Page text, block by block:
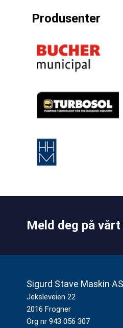
Produsenter
Meld deg på
Sigurd Stave Maskin AS
Jeksleveien 22
2016 Frogner
Org nr 943 056 307